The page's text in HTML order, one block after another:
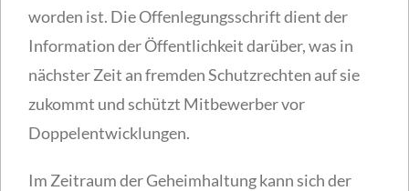
worden ist. Die Offenlegungsschrift dient der
Information der Öffentlichkeit darüber, was in
nächster Zeit an fremden Schutzrechten auf sie
zukommt und schützt Mitbewerber vor
Doppelentwicklungen.
Im Zeitraum der Geheimhaltung kann sich der